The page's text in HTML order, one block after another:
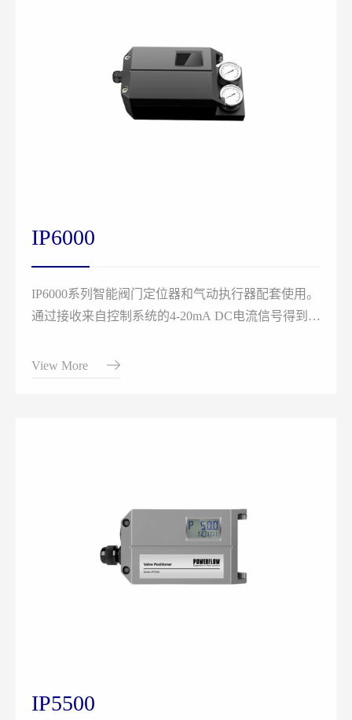
IP6000
IP6000系列智能阀门定位器和气动执行器配套使用。
通过接收来自控制系统的4-20mA DC电流信号得到阀
阀位值，两者通过控制软件的计算处理，从而控制气
动执行机构的进气和排气，驱动阀位到达设定点。
View More
IP5500